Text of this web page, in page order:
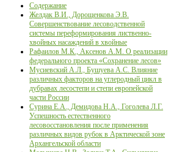
Содержание
Желдак В.И., Дорощенкова Э.В.
Совершенствование лесоводственной
системы переформирования лиственно-
хвойных насаждений в хвойные
Рафаилов М.К., Аксенов А.М. О реализации
федерального проекта «Сохранение лесов»
Мусиевский А.Л., Бушуева А.С. Влияние
различных факторов на углеродный цикл в
дубравах лесостепи и степи европейской
части России
Сурина Е.А., Демидова Н.А., Гоголева Л.Г.
Успешность естественного
лесовосстановления после применения
различных видов рубок в Арктической зоне
Архангельской области